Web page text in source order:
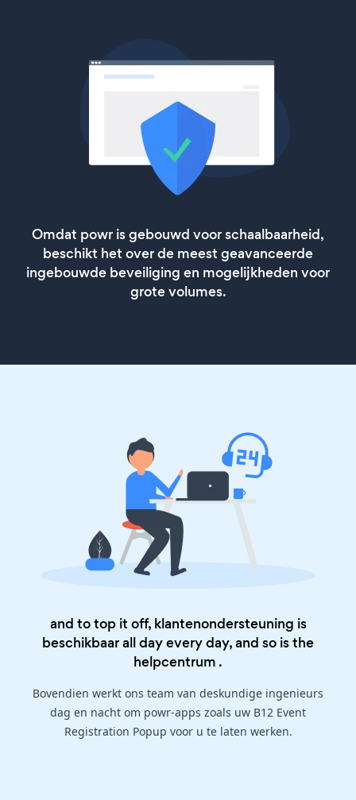
Omdat powr is gebouwd voor schaalbaarheid,
beschikt het over de meest geavanceerde
ingebouwde beveiliging en mogelijkheden voor
grote volumes.
and to top it off, klantenondersteuning is
beschikbaar all day every day, and so is the
helpcentrum .
Bovendien werkt ons team van deskundige ingenieurs
dag en nacht om powr-apps zoals uw B12 Event
Registration Popup voor u te laten werken.